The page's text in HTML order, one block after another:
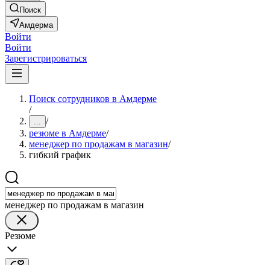
Поиск
Амдерма
Войти
Войти
Зарегистрироваться
Поиск сотрудников в Амдерме
/
... /
резюме в Амдерме/
менеджер по продажам в магазин/
гибкий график
менеджер по продажам в магазин
Резюме